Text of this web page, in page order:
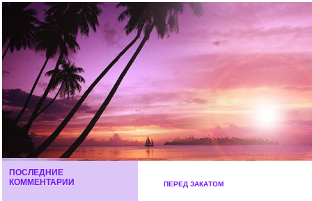
ПОСЛЕДНИЕ
КОММЕНТАРИИ
ПЕРЕД ЗАКАТОМ